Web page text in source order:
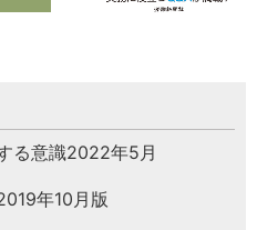
る意識2022年5月
年10月版